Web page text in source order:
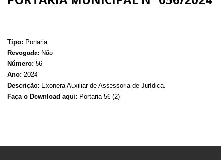
Tipo: Portaria
Revogada: Não
Número: 56
Ano: 2024
Descrição: Exonera Auxiliar de Assessoria de Jurídica.
Faça o Download aqui: Portaria 56 (2)